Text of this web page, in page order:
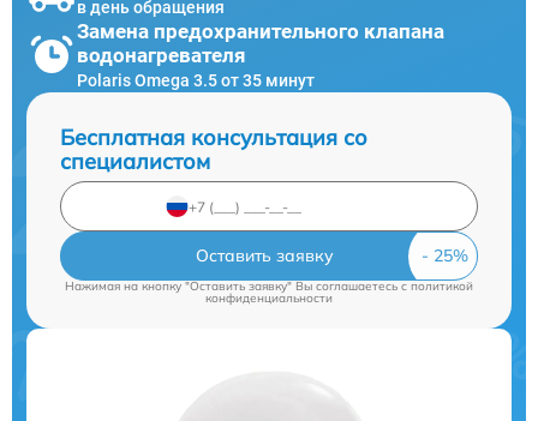
в день обращения
Замена предохранительного клапана
водонагревателя
Polaris Omega 3.5 от 35 минут
Бесплатная консультация со
специалистом
Оставить заявку
Нажимая на кнопку "Оставить заявку" Вы соглашаетесь cполитикой
конфиденциальности